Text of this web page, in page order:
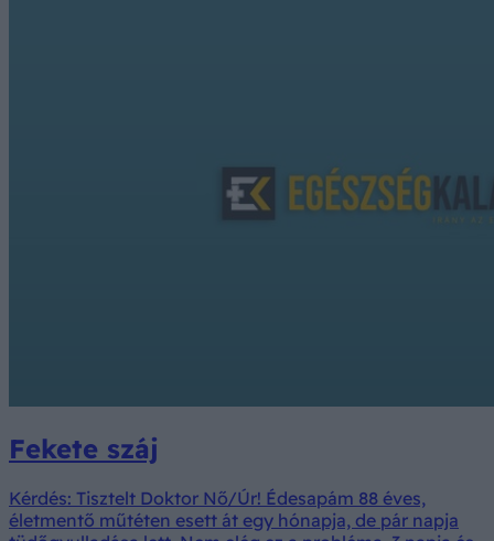
Fekete száj
Kérdés: Tisztelt Doktor Nő/Úr! Édesapám 88 éves,
életmentő műtéten esett át egy hónapja, de pár napja